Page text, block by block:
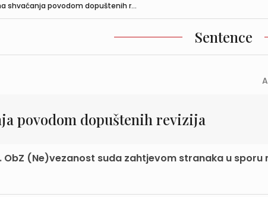
shvaćanja povodom dopuštenih r...
Sentence
A
povodom dopuštenih revizija
ObZ (Ne)vezanost suda zahtjevom stranaka u